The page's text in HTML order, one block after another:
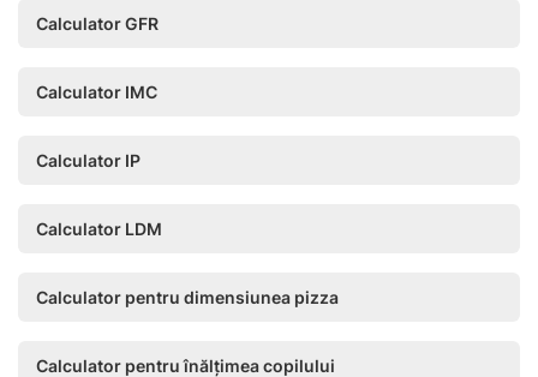
Calculator GFR
Calculator IMC
Calculator IP
Calculator LDM
Calculator pentru dimensiunea pizza
Calculator pentru înălțimea copilului